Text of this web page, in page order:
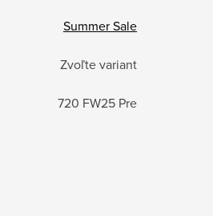
Summer Sale
Zvoľte variant
720 FW25 Pre